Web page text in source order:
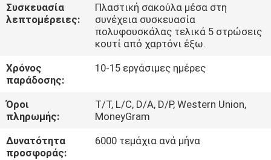
ΜΑΣ
ΕΛΆΤΕ
ΕΠΑΦΉ
ΜΕ
ΕΙΔΉΣΕΙΣ
Συσκευασία
λεπτομέρειες:
Πλαστική σακούλα μέσα στη
συνέχεια συσκευασία
πολυφουσκάλας τελικά 5 στρώσεις
κουτί από χαρτόνι έξω.
Χρόνος
παράδοσης:
10-15 εργάσιμες ημέρες
Όροι
πληρωμής:
T/T, L/C, D/A, D/P, Western Union,
MoneyGram
Δυνατότητα
προσφοράς:
6000 τεμάχια ανά μήνα